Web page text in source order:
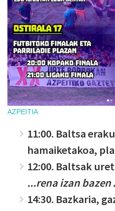
AZPEITIA
11:00. Baltsa
hamaiketakoa,
12:00. Baltsak
...rena izan bazen
14:30. Bazkaria,